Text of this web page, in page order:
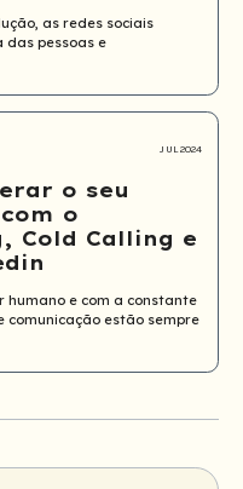
as redes sociais
das pessoas e
JUL 2024
o seu
o
Cold Calling e
humano e com a constante
comunicação estão sempre